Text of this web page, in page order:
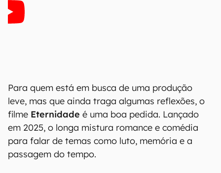
Para quem está em busca de uma produção
leve, mas que ainda traga algumas reflexões, o
filme Eternidade é uma boa pedida. Lançado
em 2025, o longa mistura romance e comédia
para falar de temas como luto, memória e a
passagem do tempo.